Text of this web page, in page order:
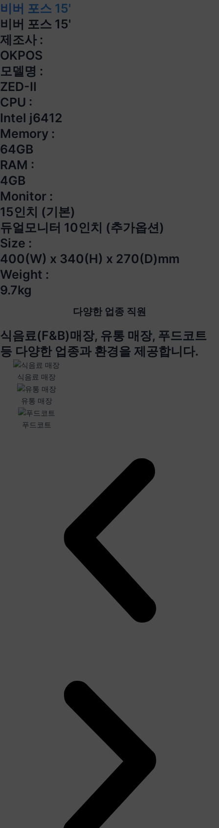
비버 포스 15'
비버 포스 15'
제조사 :
OKPOS
모델명 :
ZED-II
CPU :
Intel j6412
Memory :
64GB
RAM :
4GB
Monitor :
15인치 (기본)
듀얼모니터 10인치 (추가옵션)
Size :
400(W) x 340(H) x 270(D)mm
Weight :
9.7kg
다양한 업종 직원
식음료(F&B)매장, 유통 매장, 푸드코트
등 다양한 업종과 환경을 제공합니다.
식음료 매장
유통 매장
푸드코트